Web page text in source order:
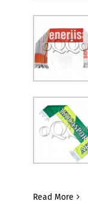
Read More